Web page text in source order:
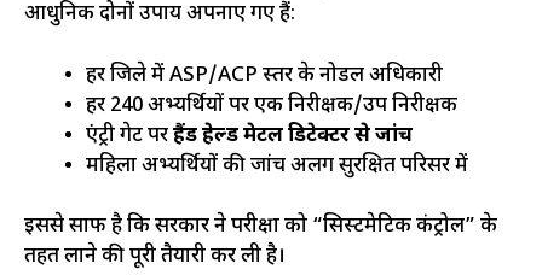
आधुनिक दोनों उपाय अपनाए गए हैं:
हर जिले में ASP/ACP स्तर के नोडल अधिकारी
हर 240 अभ्यर्थियों पर एक निरीक्षक/उप निरीक्षक
एंट्री गेट परहैंड हेल्ड मेटल डिटेक्टर से जांच
महिला अभ्यर्थियों की जांच अलग सुरक्षित परिसर में
इससे साफ है कि सरकार ने परीक्षा को “सिस्टमेटिक कंट्रोल” के
तहत लाने की पूरी तैयारी कर ली है।